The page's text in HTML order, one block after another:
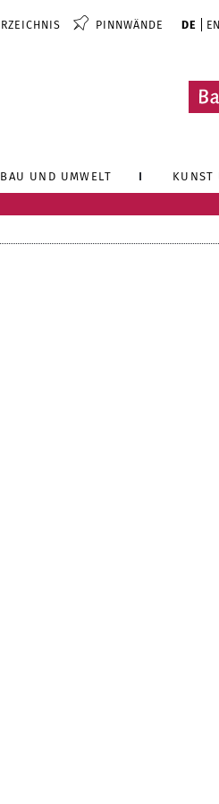
PINNWÄNDE DE EN
BAU UND UMWELT KUNST